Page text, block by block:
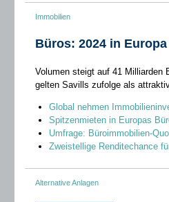
Immobilien
Büros: 2024 in
Volumen steigt auf 41 Milliarden
gelten Savills zufolge als
Global nehmen
Spitzenmieten in Europas
Umfrage: Büroimmobilien-
Zweistellige Renditechance
Alternative Anlagen